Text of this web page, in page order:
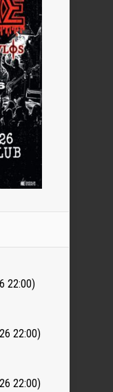
22:00)
22:00)
22:00)